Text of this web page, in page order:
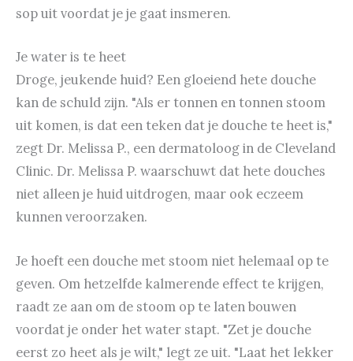
sop uit voordat je je gaat insmeren.
Je water is te heet
Droge, jeukende huid? Een gloeiend hete douche
kan de schuld zijn. "Als er tonnen en tonnen stoom
uit komen, is dat een teken dat je douche te heet is,"
zegt Dr. Melissa P., een dermatoloog in de Cleveland
Clinic. Dr. Melissa P. waarschuwt dat hete douches
niet alleen je huid uitdrogen, maar ook eczeem
kunnen veroorzaken.
Je hoeft een douche met stoom niet helemaal op te
geven. Om hetzelfde kalmerende effect te krijgen,
raadt ze aan om de stoom op te laten bouwen
voordat je onder het water stapt. "Zet je douche
eerst zo heet als je wilt," legt ze uit. "Laat het lekker